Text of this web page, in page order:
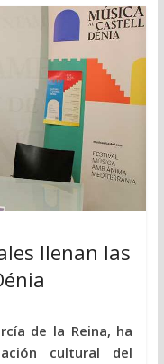
llenan las
de la Reina, ha
cultural del